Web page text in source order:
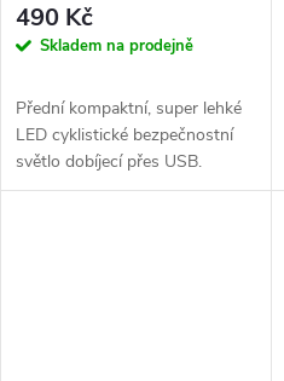
490 Kč
Skladem na prodejně
Přední kompaktní, super lehké
LED cyklistické bezpečnostní
světlo dobíjecí přes USB.